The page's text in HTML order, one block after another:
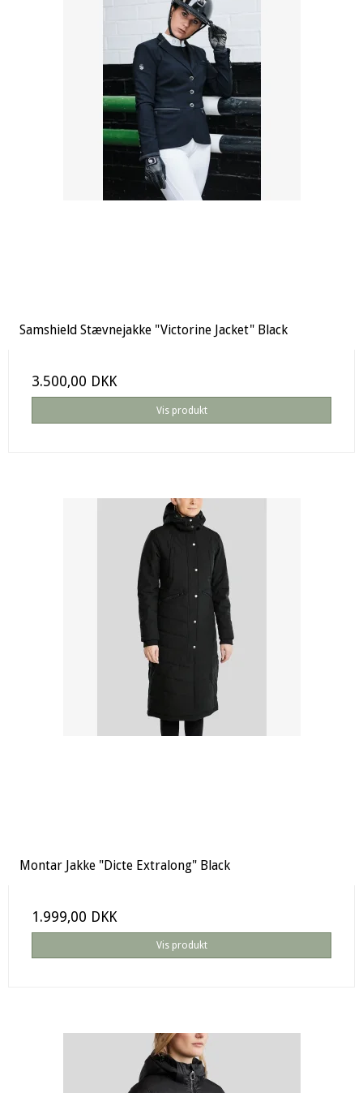
Samshield Stævnejakke "Victorine Jacket" Black
3.500,00 DKK
Vis produkt
Montar Jakke "Dicte Extralong" Black
1.999,00 DKK
Vis produkt